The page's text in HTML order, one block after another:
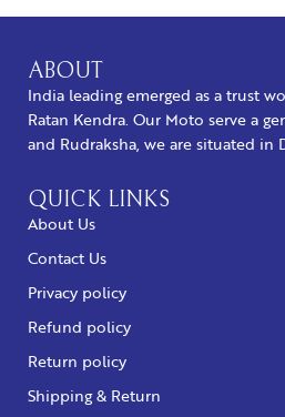
ABOUT
India leading emerged as a trust
Ratan Kendra. Our Moto serve a
and Rudraksha, we are situated in
QUICK LINKS
About Us
Contact Us
Privacy policy
Refund policy
Return policy
Shipping & Return